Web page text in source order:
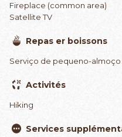
Fireplace (common area)
Satellite TV
Repas er boissons
Serviço de pequeno-
Activités
Hiking
Services